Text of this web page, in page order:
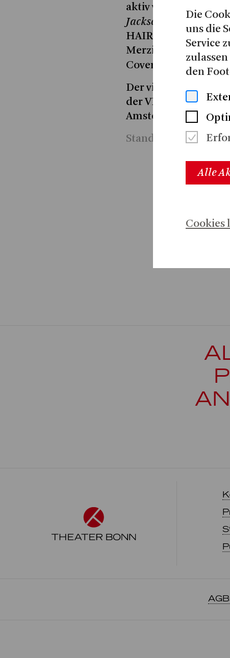
aktiv war. In der
Jackson
in FAME
HAIRSPRAY, das in
Merzig und Linz
Cover für die Rolle
Der vielseitige
der VEGAS MAGIC
Amsterdam« tätig.
Stand 2024
Die
uns die
Service
den
Alle
Cookies